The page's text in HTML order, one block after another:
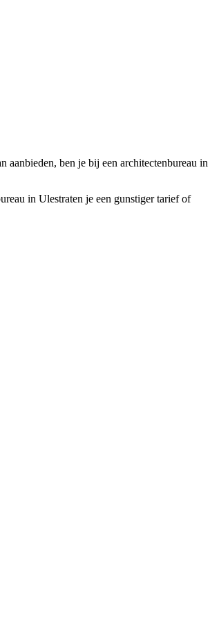
aanbieden, ben je bij een architectenbureau in
in Ulestraten je een gunstiger tarief of